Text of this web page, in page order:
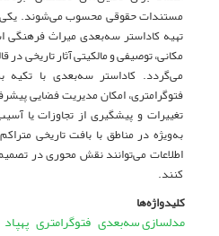
مستندات حقوقی محسوب می‌شوند. یکی
تهیه کاداستر سه‌بعدی میراث فرهنگی
مکانی، توصیفی و مالکیتی آثار تاریخی
می‌گردد. کاداستر سه‌بعدی با تکیه
فتوگرامتری، امکان مدیریت فضایی
تغییرات و پیشگیری از تجاوزات یا
به‌ویژه در مناطق با بافت تاریخی
اطلاعات می‌توانند نقش محوری در
کنند.
کلیدواژه‌ها
مدلسازی سه‌بعدی فتوگرامتری پهپاد